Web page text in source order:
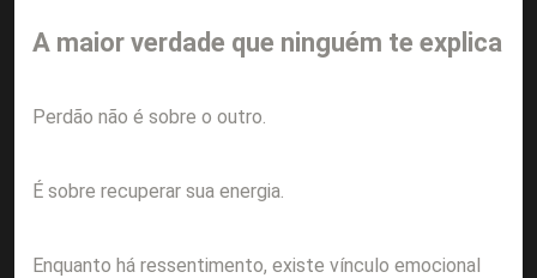
A maior verdade que ninguém te explica
Perdão não é sobre o outro.
É sobre recuperar sua energia.
Enquanto há ressentimento, existe vínculo emocional